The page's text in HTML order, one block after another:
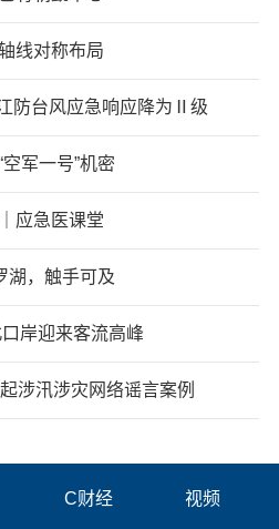
线对称布局
防台风应急响应降为Ⅱ级
军一号”机密
应急医课堂
湖，触手可及
岸迎来客流高峰
涉汛涉灾网络谣言案例
C财经 视频